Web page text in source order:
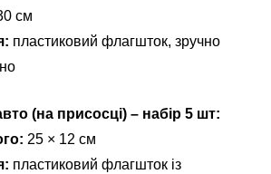
см
пластиковий флагшток, зручно
(на присосці) – набір 5 шт:
25 × 12 см
пластиковий флагшток із